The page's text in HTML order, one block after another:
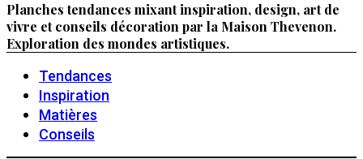
Planches tendances mixant inspiration, design, art de
vivre et conseils décoration par la Maison Thevenon.
Exploration des mondes artistiques.
Tendances
Inspiration
Matières
Conseils